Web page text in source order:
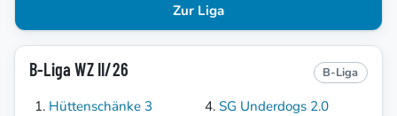
Zur Liga
B-Liga WZ II/26 B-Liga
Hüttenschänke 3
SG Underdogs 2.0